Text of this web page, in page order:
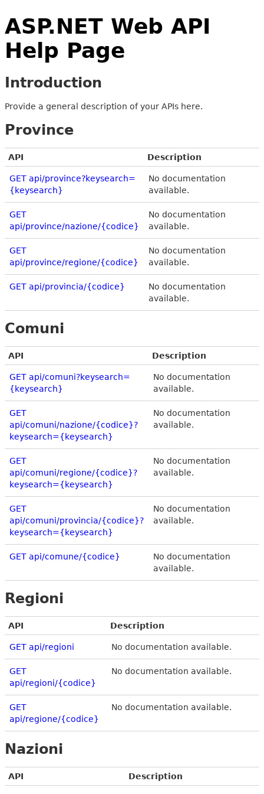
ASP.NET Web API
Help Page
Introduction
Provide a general description of your APIs here.
Province
API Description
GET api/province?keysearch=
{keysearch}
No documentation
available.
GET
api/province/nazione/{codice}
No documentation
available.
GET
api/province/regione/{codice}
No documentation
available.
GET api/provincia/{codice}
No documentation
available.
Comuni
API Description
GET api/comuni?keysearch=
{keysearch}
No documentation
available.
GET
api/comuni/nazione/{codice}?
keysearch={keysearch}
No documentation
available.
GET
api/comuni/regione/{codice}?
keysearch={keysearch}
No documentation
available.
GET
api/comuni/provincia/{codice}?
keysearch={keysearch}
No documentation
available.
GET api/comune/{codice}
No documentation
available.
Regioni
API Description
GET api/regioni No documentation available.
GET
api/regioni/{codice}
No documentation available.
GET
api/regione/{codice}
No documentation available.
Nazioni
API Description